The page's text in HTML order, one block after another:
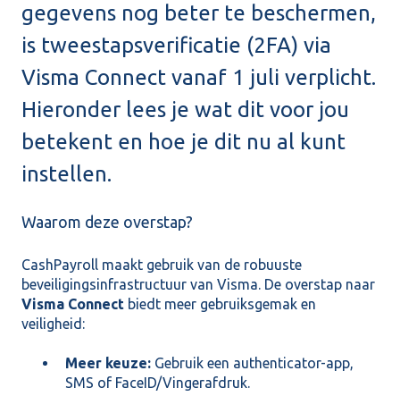
gegevens nog beter te beschermen,
is tweestapsverificatie (2FA) via
Visma Connect vanaf 1 juli verplicht.
Hieronder lees je wat dit voor jou
betekent en hoe je dit nu al kunt
instellen.
Waarom deze overstap?
CashPayroll maakt gebruik van de robuuste
beveiligingsinfrastructuur van Visma. De overstap naar
Visma Connect biedt meer gebruiksgemak en
veiligheid:
Meer keuze: Gebruik een authenticator-app,
SMS of FaceID/Vingerafdruk.